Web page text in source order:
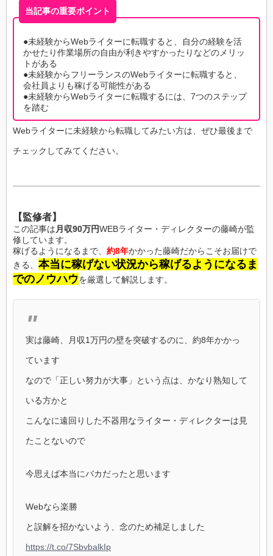
当記事の重要ポイント
●未経験からWebライターに転職すると、自分の経験を活
かせたり作業場所の自由が利きやすかったりなどのメリッ
トがある
●未経験からフリーランスのWebライターに転職すると、
会社員よりも稼げる可能性がある
●未経験からWebライターに転職するには、7つのステップ
を踏む
Webライターに未経験から転職してみたい方は、ぜひ最後まで
チェックしてみてください。
【監修者】
この記事は 月収90万円WEBライター・ディレクターの藤崎が監
修しています。
稼げるようになるまで、 約8年かかった藤崎だからこそお届けで
きる、 本当に稼げない状況から稼げるようになるま
でのノウハウを厳選して解説します。
実は藤崎、月収1万円の壁を突破するのに、約8年かかっ
ています
なので「正しい努力が大事」という点は、かなり熟知して
いる方かと
こんなに遠回りした不器用なライター・ディレクターは見
たことないので
今思えば本当にバカだったと思います
Webなら楽勝
と誤解を招かないよう、念のため補足しました
https://t.co/7SbvbalkIp